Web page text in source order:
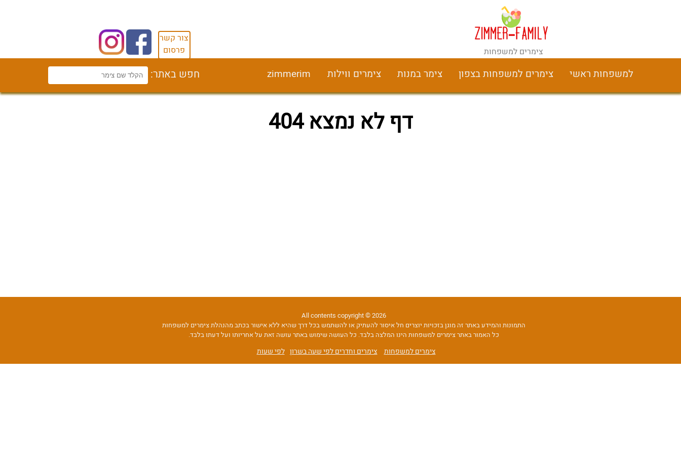
צימרים למשפחות
צור קשר
פרסום
למשפחות ראשי צימרים למשפחות בצפון צימר במנות צימרים ווילות zimmerim חפש באתר:
דף לא נמצא 404
All contents copyright © 2026
התמונות והמידע באתר זה מוגן בזכויות יוצרים חל איסור להעתיק או להשתמש בכל דרך שהיא ללא אישור בכתב מהנהלת צימרים למשפחות
כל האמור באתר צימרים למשפחות הינו המלצה בלבד. כל העושה שימוש באתר עושה זאת על אחריותו ועל דעתו בלבד.
צימרים למשפחות צימרים וחדרים לפי שעה בשרון לפי שעות